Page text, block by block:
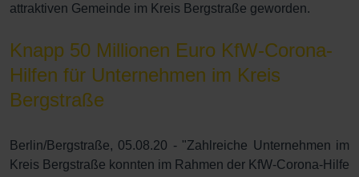
attraktiven Gemeinde im Kreis Bergstraße geworden.
Knapp 50 Millionen Euro KfW-Corona-
Hilfen für Unternehmen im Kreis
Bergstraße
Berlin/Bergstraße, 05.08.20 - "Zahlreiche Unternehmen im
Kreis Bergstraße konnten im Rahmen der KfW-Corona-Hilfe